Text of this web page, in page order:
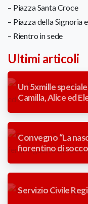
– Piazza Santa Croce
– Piazza della Signoria
– Rientro in sede
Ultimi articoli
Un 5xmille
Camilla, Alice ed
Convegno “La
fiorentino di
Servizio Civile